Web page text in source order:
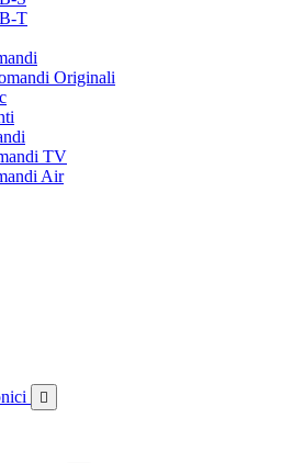
T
Originali
TV
Air
